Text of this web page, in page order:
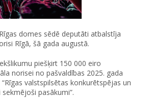
domes sēdē deputāti atbalstīja
Rīgā, šā gada augustā.
piešķirt 150 000 eiro
norisei no pašvaldības 2025. gada
valstspilsētas konkurētspējas un
pasākumi”.